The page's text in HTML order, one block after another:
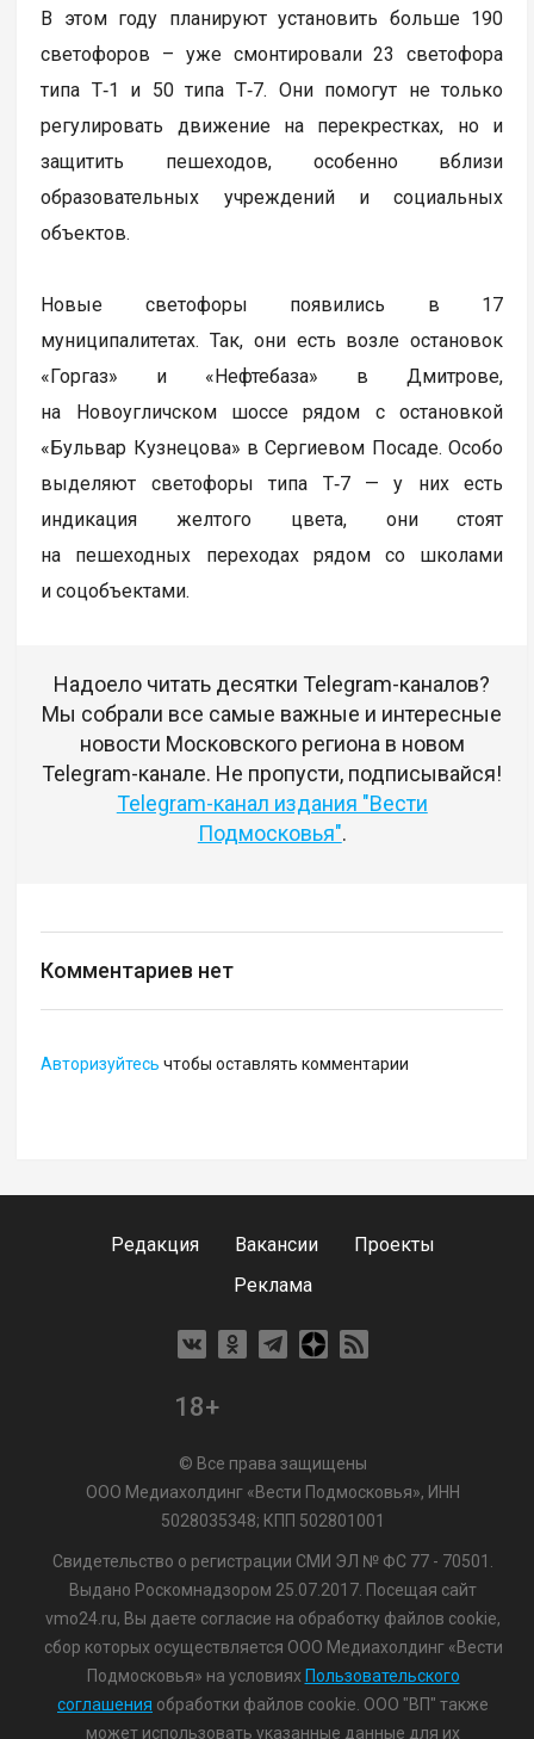
В этом году планируют установить больше 190
светофоров – уже смонтировали 23 светофора
типа Т‑1 и 50 типа Т‑7. Они помогут не только
регулировать движение на перекрестках, но и
защитить пешеходов, особенно вблизи
образовательных учреждений и социальных
объектов.
Новые светофоры появились в 17
муниципалитетах. Так, они есть возле остановок
«Горгаз» и «Нефтебаза» в Дмитрове,
на Новоугличском шоссе рядом с остановкой
«Бульвар Кузнецова» в Сергиевом Посаде. Особо
выделяют светофоры типа Т‑7 — у них есть
индикация желтого цвета, они стоят
на пешеходных переходах рядом со школами
и соцобъектами.
Надоело читать десятки Telegram-каналов?
Мы собрали все самые важные и интересные
новости Московского региона в новом
Telegram-канале. Не пропусти, подписывайся!
Telegram-канал издания "Вести
Подмосковья".
Комментариев нет
Авторизуйтесь чтобы оставлять комментарии
Редакция Вакансии
Проекты
Реклама
18+
© Все права защищены
ООО Медиахолдинг «Вести Подмосковья», ИНН
5028035348; КПП 502801001
Свидетельство о регистрации СМИ ЭЛ № ФС 77 - 70501.
Выдано Роскомнадзором 25.07.2017. Посещая сайт
vmo24.ru, Вы даете согласие на обработку файлов cookie,
сбор которых осуществляется ООО Медиахолдинг «Вести
Подмосковья» на условиях Пользовательского
соглашения обработки файлов cookie. ООО "ВП" также
может использовать указанные данные для их